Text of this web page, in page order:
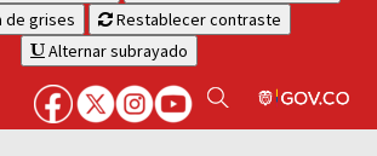
de grises
Restablecer contraste
Alternar subrayado